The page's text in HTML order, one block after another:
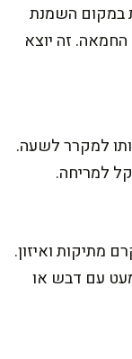
במקום השמנת
זה יוצא
למקרר לשעה.
למריחה.
מתיקות ואיזון.
עם דבש או